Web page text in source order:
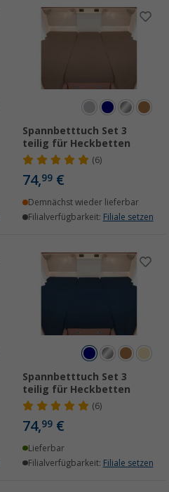
Spannbetttuch Set 3
teilig für Heckbetten
(6)
74,99 €
Demnächst wieder lieferbar
Filialverfügbarkeit: Filiale setzen
Spannbetttuch Set 3
teilig für Heckbetten
(6)
74,99 €
Lieferbar
Filialverfügbarkeit: Filiale setzen